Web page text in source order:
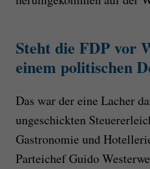
Steht die FDP vor
einem politischen
Das war der eine Lacher
ungeschickten
Gastronomie und
Parteichef Guido